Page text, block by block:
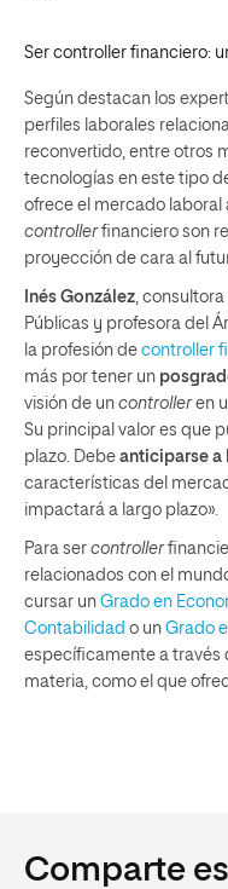
Ser controller financiero:
Según destacan los
perfiles laborales
reconvertido, entre otros
tecnologías en este tipo
ofrece el mercado laboral
controllerfinanciero son
proyección de cara al
Inés González,
Públicas y profesora del
la profesión de controller
más por tener un
visión de un controlleren
Su principal valor es que
plazo. Debe anticiparse a
características del
impactará a largo plazo».
Para ser controller
relacionados con el
cursar un Grado en
Contabilidad o un Grado
específicamente a través
materia, como el que
Comparte